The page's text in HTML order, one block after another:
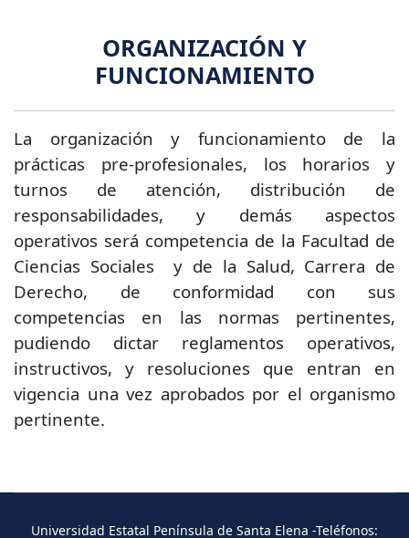
ORGANIZACIÓN Y
FUNCIONAMIENTO
La organización y funcionamiento de la
prácticas pre-profesionales, los horarios y
turnos de atención, distribución de
responsabilidades, y demás aspectos
operativos será competencia de la Facultad de
Ciencias Sociales y de la Salud, Carrera de
Derecho, de conformidad con sus
competencias en las normas pertinentes,
pudiendo dictar reglamentos operativos,
instructivos, y resoluciones que entran en
vigencia una vez aprobados por el organismo
pertinente.
Universidad Estatal Península de Santa Elena -Teléfonos: